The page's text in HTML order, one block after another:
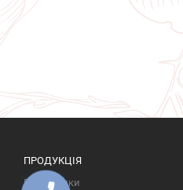
ПРОДУКЦІЯ
Пам'ятники